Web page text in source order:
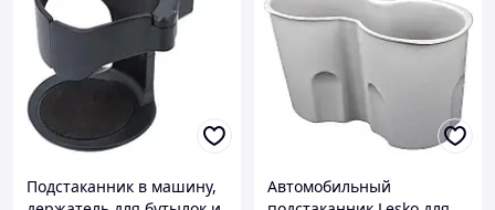
Подстаканник в машину,
Автомобильный